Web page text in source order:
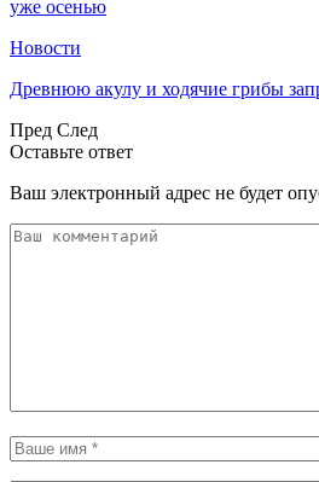
уже осенью
Новости
Древнюю акулу и ходячие грибы
Пред След
Оставьте ответ
Ваш электронный адрес не будет